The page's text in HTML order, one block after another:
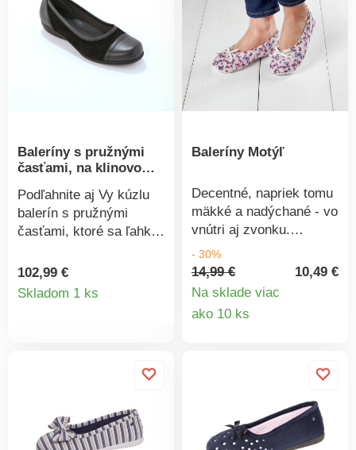
Extra ľahké + vzdušné.
Mäkké + pohodlné.
Vyberateľná stielka z
pamäťovej peny.
Baleríny s pružnými
časťami, na klinovom
Podľahnite aj Vy kúzlu
balerín s pružnými
časťami, ktoré sa ľahko
širšie či citlivé chodidlá
(5 mm navyše oproti
Pevný opätok. Klinový
podrážka.
102,99 €
Skladom 1 ks
Baleríny Motýľ
Decentné, napriek tomu
mäkké a nadýchané - vo
vnútri aj zvonku.
Protišmyková podošva.
Mäkké a jemné. Froté
stielka. Protišmyková
- 30%
14,99 €
10,49 €
Na sklade viac
ako 10 ks